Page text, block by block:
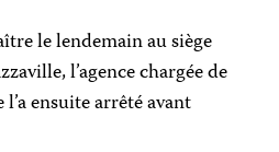
le lendemain au siège
l’agence chargée de
ensuite arrêté avant